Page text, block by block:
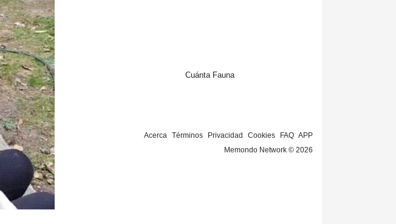
Cuánta Fauna
Acerca Términos Privacidad Cookies FAQ APP
Memondo Network © 2026